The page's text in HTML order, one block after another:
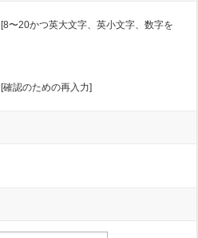
[8〜20かつ英大文字、英小文字、数字を
[確認のための再入力]